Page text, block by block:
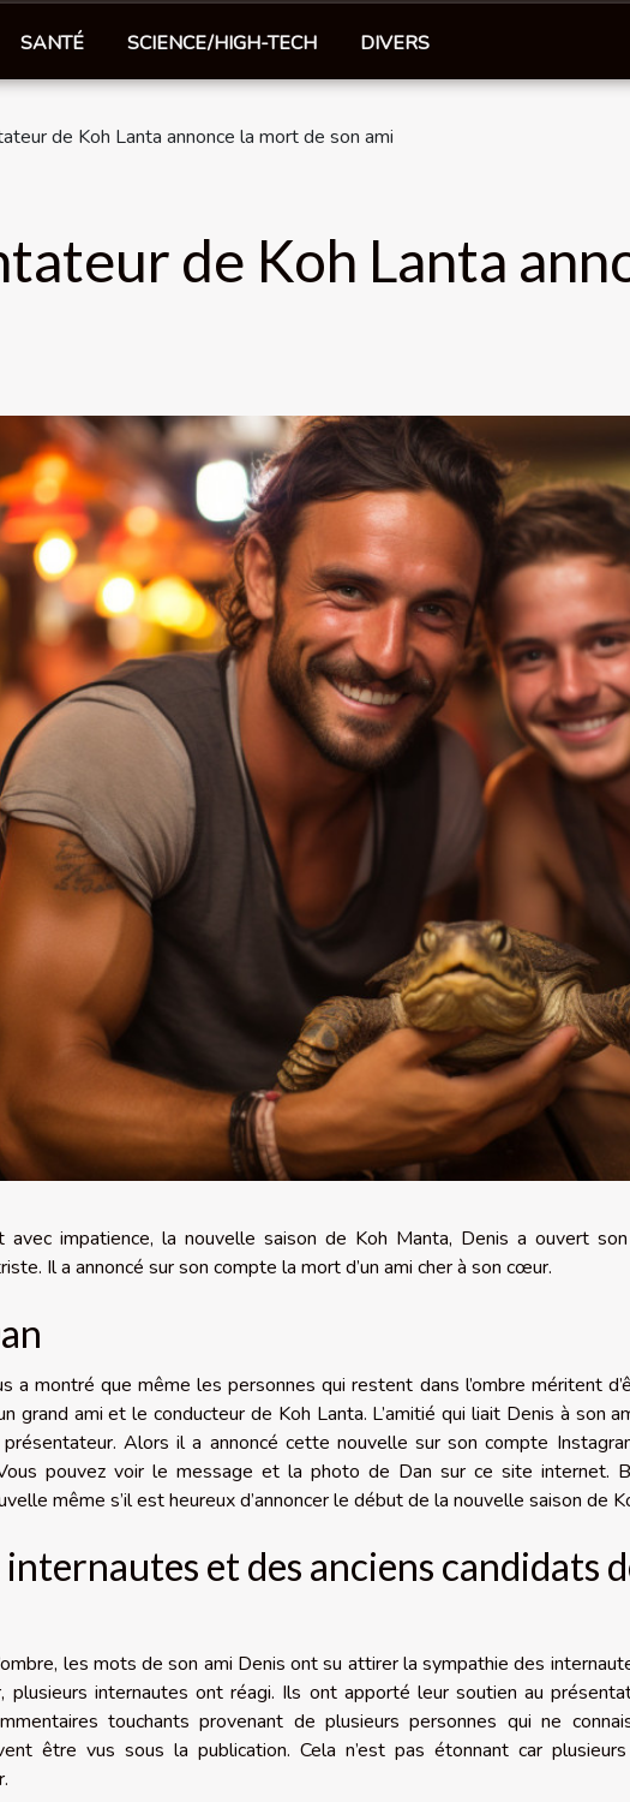
SANTÉ SCIENCE/HIGH-TECH DIVERS
de Koh Lanta annonce la mort de son ami
de Koh Lanta
impatience, la nouvelle saison de Koh Manta, Denis a ouvert
Il a annoncé sur son compte la mort d’un ami cher à son cœur.
a montré que même les personnes qui restent dans l’ombre méritent
grand ami et le conducteur de Koh Lanta. L’amitié qui liait Denis à son
Alors il a annoncé cette nouvelle sur son compte
pouvez voir le message et la photo de Dan sur ce site internet.
même s’il est heureux d’annoncer le début de la nouvelle saison de
internautes et des anciens candidats
les mots de son ami Denis ont su attirer la sympathie des
plusieurs internautes ont réagi. Ils ont apporté leur soutien au
touchants provenant de plusieurs personnes qui ne
être vus sous la publication. Cela n’est pas étonnant car